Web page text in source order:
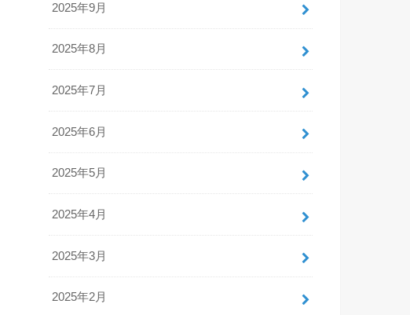
2025年9月
2025年8月
2025年7月
2025年6月
2025年5月
2025年4月
2025年3月
2025年2月